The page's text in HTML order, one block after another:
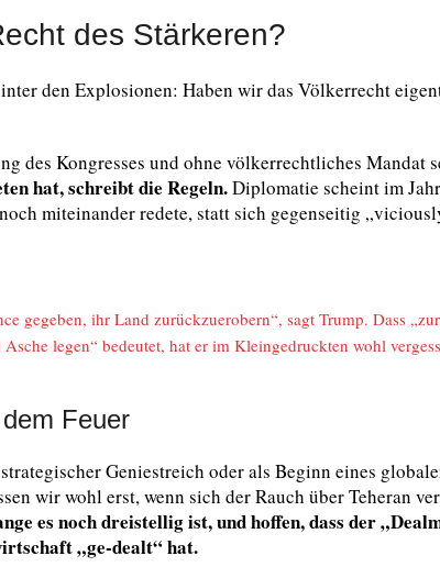
des Stärkeren?
den Explosionen: Haben wir das Völkerrecht
des Kongresses und ohne völkerrechtliches Mandat
hat, schreibt die Regeln.Diplomatie scheint im
miteinander redete, statt sich gegenseitig
gegeben, ihr Land zurückzuerobern“, sagt Trump. Dass
legen“ bedeutet, hat er im Kleingedruckten wohl
Feuer
Geniestreich oder als Beginn eines
wir wohl erst, wenn sich der Rauch über Teheran
es noch dreistellig ist, und hoffen, dass der
„ge-dealt“ hat.